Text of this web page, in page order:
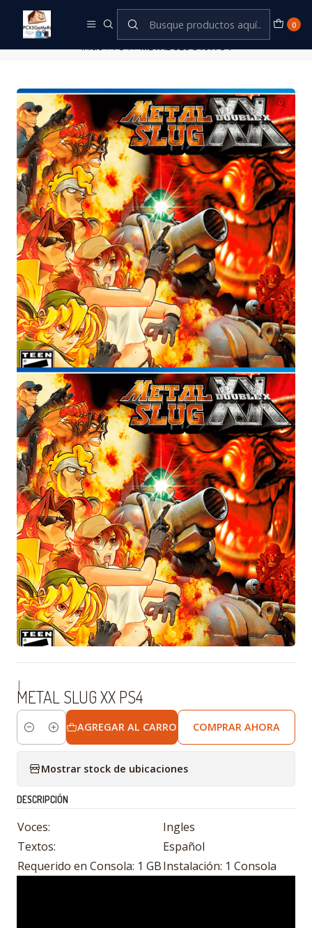
0
Inicio PS4 METAL SLUG XX PS4
|
METAL SLUG XX PS4
Cantidad
AGREGAR AL CARRO COMPRAR AHORA
Mostrar stock de ubicaciones
DESCRIPCIÓN
Voces:
Ingles
Textos:
Español
Requerido en Consola: 1 GBInstalación: 1 Consola